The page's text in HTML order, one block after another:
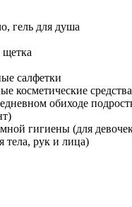
гель для душа
щетка
салфетки
косметические
обиходе
гигиены (для
тела, рук и лица)